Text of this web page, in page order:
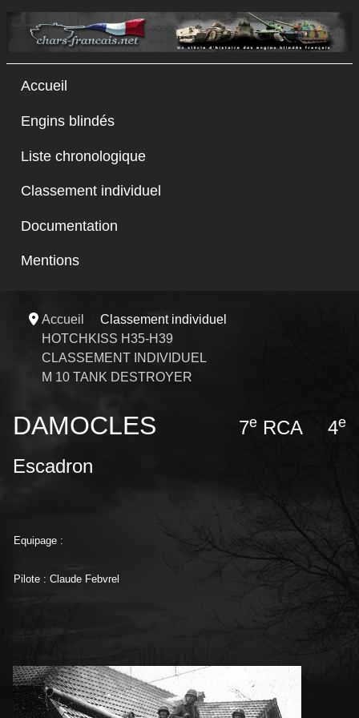
Accueil
Engins blindés
Liste chronologique
Classement individuel
Documentation
Mentions
Accueil
Classement individuel
HOTCHKISS H35-H39
CLASSEMENT INDIVIDUEL
M 10 TANK DESTROYER
DAMOCLES 7eRCA 4e
Escadron
Equipage :
Pilote : Claude Febvrel